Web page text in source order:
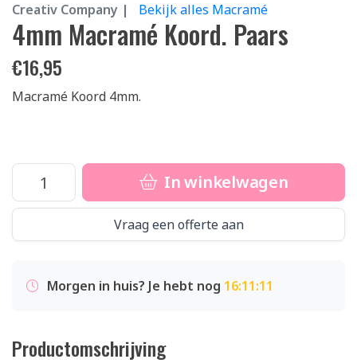
Creativ Company | Bekijk alles Macramé
4mm Macramé Koord. Paars
€16,95
Macramé Koord 4mm.
In winkelwagen
Vraag een offerte aan
Morgen in huis? Je hebt nog 16:11:11
Productomschrijving